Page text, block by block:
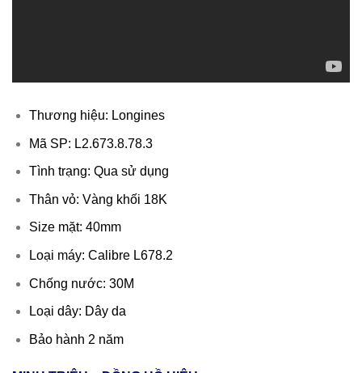
Thương hiệu: Longines
Mã SP: L2.673.8.78.3
Tình trạng: Qua sử dụng
Thân vỏ: Vàng khối 18K
Size mặt: 40mm
Loại máy: Calibre L678.2
Chống nước: 30M
Loại dây: Dây da
Bảo hành 2 năm